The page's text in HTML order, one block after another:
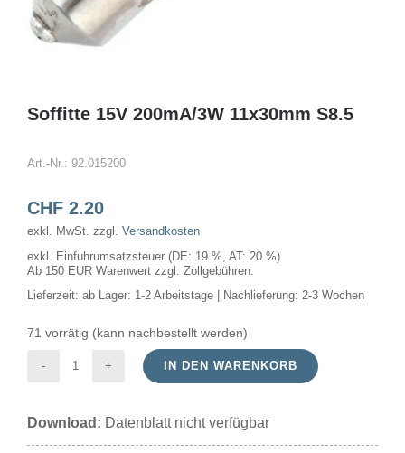
Soffitte 15V 200mA/3W 11x30mm S8.5
Art.-Nr.: 92.015200
CHF2.20
exkl. MwSt. zzgl. Versandkosten
exkl. Einfuhrumsatzsteuer (DE: 19 %, AT: 20 %)
Ab 150 EUR Warenwert zzgl. Zollgebühren.
Lieferzeit: ab Lager: 1-2 Arbeitstage | Nachlieferung: 2-3 Wochen
71 vorrätig (kann nachbestellt werden)
200mA/3W
IN DEN WARENKORB
Download: Datenblatt nicht verfügbar